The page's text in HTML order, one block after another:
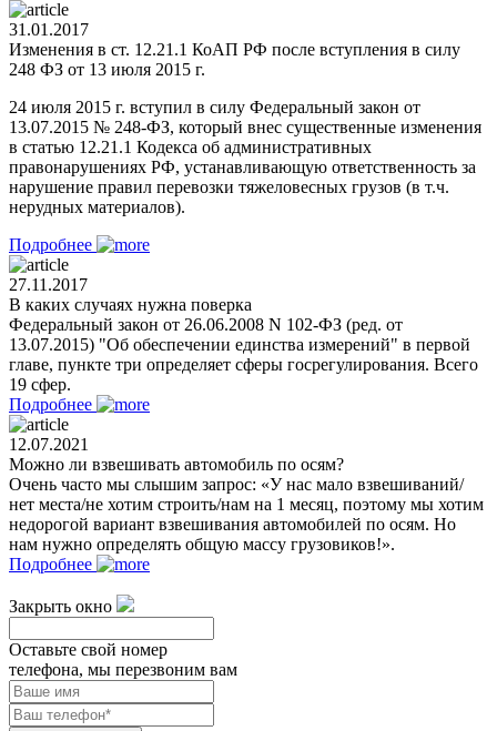
31.01.2017
Изменения в ст. 12.21.1 КоАП РФ после вступления в силу
248 ФЗ от 13 июля 2015 г.
24 июля 2015 г. вступил в силу Федеральный закон от
13.07.2015 № 248-ФЗ, который внес существенные изменения
в статью 12.21.1 Кодекса об административных
правонарушениях РФ, устанавливающую ответственность за
нарушение правил перевозки тяжеловесных грузов (в т.ч.
нерудных материалов).
Подробнее
27.11.2017
В каких случаях нужна поверка
Федеральный закон от 26.06.2008 N 102-ФЗ (ред. от
13.07.2015) "Об обеспечении единства измерений" в первой
главе, пункте три определяет сферы госрегулирования. Всего
19 сфер.
Подробнее
12.07.2021
Можно ли взвешивать автомобиль по осям?
Очень часто мы слышим запрос: «У нас мало взвешиваний/
нет места/не хотим строить/нам на 1 месяц, поэтому мы хотим
недорогой вариант взвешивания автомобилей по осям. Но
нам нужно определять общую массу грузовиков!».
Подробнее
Закрыть окно
Оставьте свой номер
телефона, мы перезвоним вам